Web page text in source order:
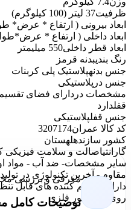
ظرفیت37 لیتر (100 کیلوگرم)
ابعاد بیرونی ( ارتفاع * عرض*
ابعاد داخلی ( ارتفاع *
ابعاد قطر داخلی550 میلیمتر
رنگ بندیبدنه قرمز
جنس بدنهپلاستیک پلی کربنات
جنس در پلاستیکی
مشخصات در دارای فضای
قفلدارد
جنس قفلپلاستیکی
کد کالا عمران3207174
کشور سازندهلهستان
گارانتیاصالت و سلامت فیزیکی
سایر مشخصات- ضد آب - مواد
مقاوم - آخرین تکنولوژی در
دارای تقسیم کننده های قابل
روی یک محور فلزی
معرفی و بررسی
توضیحات کامل